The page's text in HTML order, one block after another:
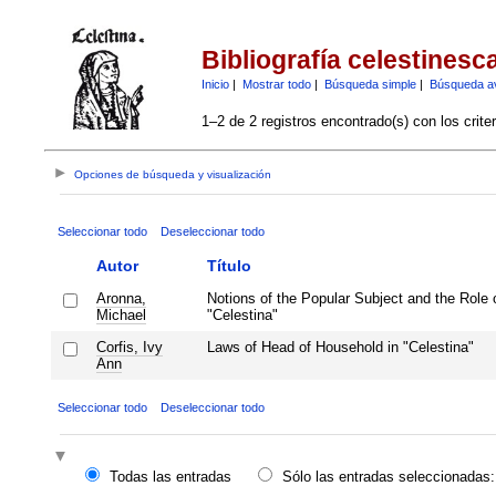
Bibliografía
Inicio| Mostrar todo| Búsqueda simple| Búsqueda
1–2 de 2 registros encontrado(s) con los
Opciones de búsqueda y visualización
Seleccionar todo Deseleccionar todo
Autor Título
Aronna,
Michael
Notions of the Popular Subject and the
"Celestina"
Corfis, Ivy
Ann
Laws of Head of Household in "Celestina"
Seleccionar todo Deseleccionar todo
Todas las entradas
Sólo las entradas seleccionadas: